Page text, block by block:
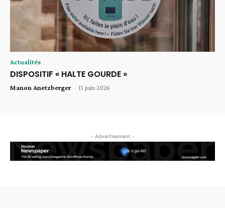
Actualités
DISPOSITIF « HALTE GOURDE »
Manon Anetzberger - 11 juin 2026
- Advertisement -